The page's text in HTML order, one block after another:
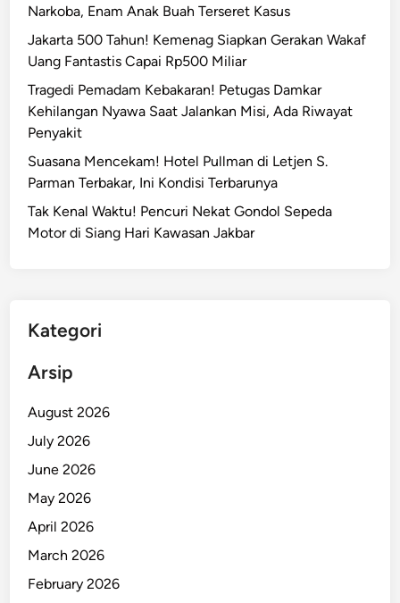
Narkoba, Enam Anak Buah Terseret Kasus
Jakarta 500 Tahun! Kemenag Siapkan Gerakan Wakaf
Uang Fantastis Capai Rp500 Miliar
Tragedi Pemadam Kebakaran! Petugas Damkar
Kehilangan Nyawa Saat Jalankan Misi, Ada Riwayat
Penyakit
Suasana Mencekam! Hotel Pullman di Letjen S.
Parman Terbakar, Ini Kondisi Terbarunya
Tak Kenal Waktu! Pencuri Nekat Gondol Sepeda
Motor di Siang Hari Kawasan Jakbar
Kategori
Arsip
August 2026
July 2026
June 2026
May 2026
April 2026
March 2026
February 2026